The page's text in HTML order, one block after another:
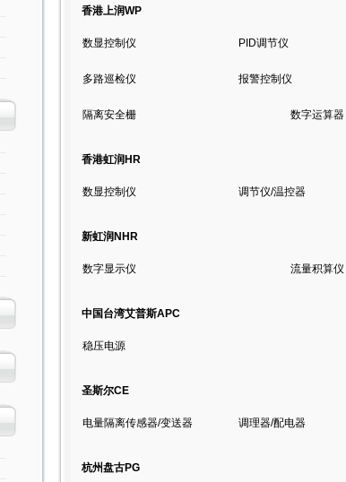
香港上润WP
数显控制仪 PID调节仪
多路巡检仪 报警控制仪
隔离安全栅 数字运算器
香港虹润HR
数显控制仪 调节仪/温控器
新虹润NHR
数字显示仪 流量积算仪
中国台湾艾普斯APC
稳压电源
圣斯尔CE
电量隔离传感器/变送器 调理器/配电器
杭州盘古PG